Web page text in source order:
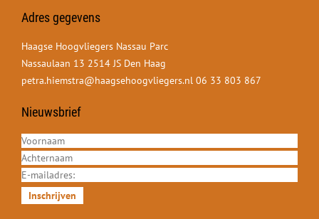
Adres gegevens
Haagse Hoogvliegers Nassau Parc
Nassaulaan 13 2514 JS Den Haag
petra.hiemstra@haagsehoogvliegers.nl 06 33 803 867
Nieuwsbrief
Inschrijven